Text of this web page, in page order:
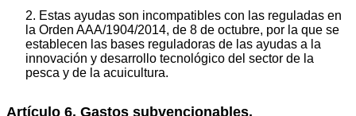
2. Estas ayudas son incompatibles con las reguladas en
la Orden AAA/1904/2014, de 8 de octubre, por la que se
establecen las bases reguladoras de las ayudas a la
innovación y desarrollo tecnológico del sector de la
pesca y de la acuicultura.
Artículo 6. Gastos subvencionables.